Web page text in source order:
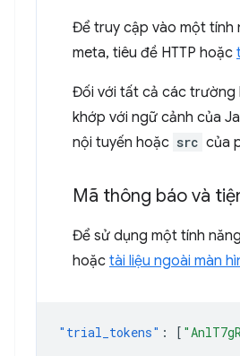
Để truy cập vào một
meta, tiêu đề HTTP hoặc
Đối với tất cả các trường
khớp với ngữ cảnh của
nội tuyến hoặc src của
Mã thông báo và
Để sử dụng một tính
hoặc tài liệu ngoài màn
"trial_tokens" : [